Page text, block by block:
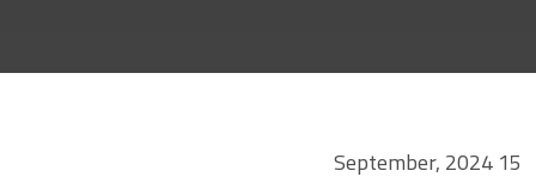
15 September, 2024